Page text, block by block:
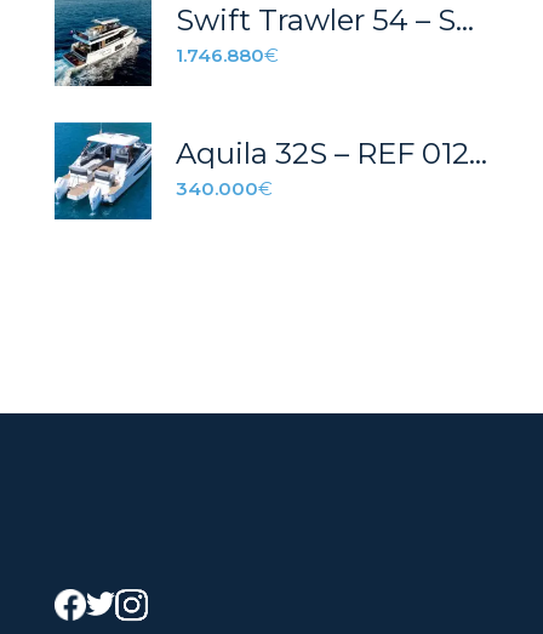
Swift Trawler 54 – STOCK
1.746.880€
Aquila 32S – REF 012P
340.000€